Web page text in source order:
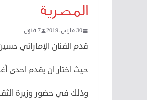
المصرية
30 مارس، 2019 7 فنون
قدم الفنان الإماراتي
حيث اختار ان يقدم احدى
وذلك في حضور وزيرة